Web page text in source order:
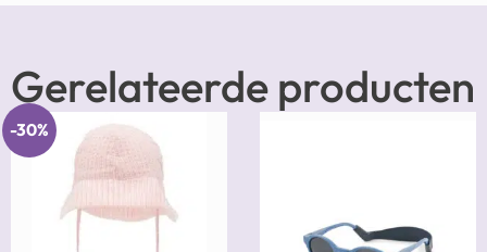
Gerelateerde producten
-30%